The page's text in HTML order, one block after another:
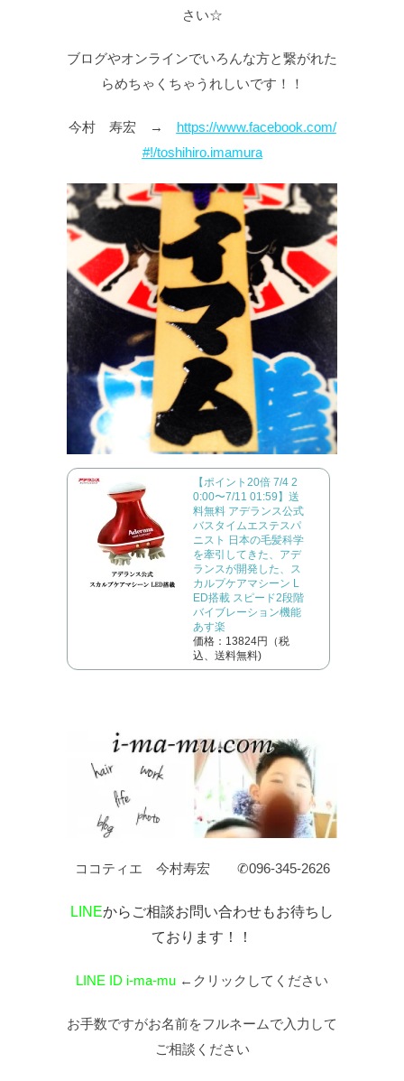
さい☆
ブログやオンラインでいろんな方と繋がれた
らめちゃくちゃうれしいです！！
今村 寿宏 → https://www.facebook.com/
#!/toshihiro.imamura
【ポイント20倍 7/4 2
0:00〜7/11 01:59】送
料無料 アデランス公式
バスタイムエステスパ
ニスト 日本の毛髪科学
を牽引してきた、アデ
ランスが開発した、ス
カルプケアマシーン L
ED搭載 スピード2段階
バイブレーション機能
あす楽
価格：13824円（税
込、送料無料)
ココティエ 今村寿宏 ✆096-345-2626
LINEからご相談お問い合わせもお待ちし
ております！！
LINE ID i-ma-mu ←クリックしてください
お手数ですがお名前をフルネームで入力して
ご相談ください